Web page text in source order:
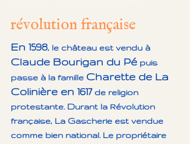
révolution française
En 1598, le château est vendu à
Claude Bourigan du Pé puis
passe à la famille Charette de La
Colinière en 1617 de religion
protestante. Durant la Révolution
française, La Gascherie est vendue
comme bien national. Le propriétaire